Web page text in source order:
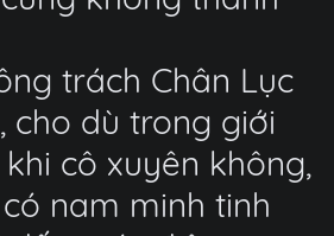
trách Chân Lục
cho dù trong giới
cô xuyên không,
nam minh tinh